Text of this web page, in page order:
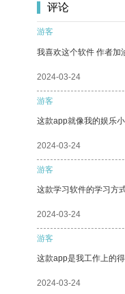
评论
游客
我喜欢这个软件 作者加
2024-03-24
游客
这款app就像我的娱乐
2024-03-24
游客
这款学习软件的学习方
2024-03-24
游客
这款app是我工作上的
2024-03-24